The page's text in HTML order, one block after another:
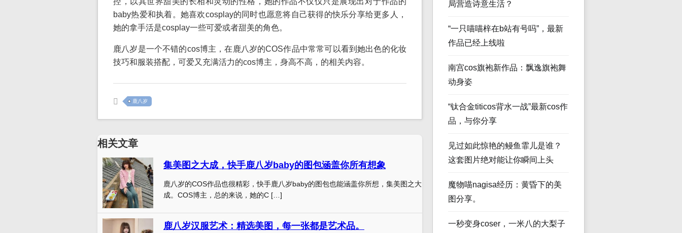
baby热爱和执着。她喜欢cosplay的同时也愿意将自己获得的快乐分享给更多人，
她的拿手活是cosplay一些可爱或者甜美的角色。
鹿八岁是一个不错的cos博主，在鹿八岁的COS作品中常常可以看到她出色的化妆
技巧和服装搭配，可爱又充满活力的cos博主，身高不高，的相关内容。
鹿八岁
相关文章
集美图之大成，快手鹿八岁baby的图包涵盖你所有想象
鹿八岁的COS作品也很精彩，快手鹿八岁baby的图包也能涵盖你所想，集美图之大
成。COS博主，总的来说，她的C […]
鹿八岁汉服艺术：精选美图，每一张都是艺术品。
局营造诗意生活？
“一只喵喵梓在b站有号吗”，最新
作品已经上线啦
南宫cos旗袍新作品：飘逸旗袍舞
动身姿
“钛合金titicos背水一战”最新cos作
品，与你分享
见过如此惊艳的鳗鱼霏儿是谁？
这套图片绝对能让你瞬间上头
魔物喵nagisa经历：黄昏下的美
图分享。
一秒变身coser，一米八的大梨子